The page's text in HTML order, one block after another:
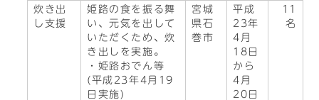
炊き出
し支援
姫路の食を振る舞
い、元気を出して
いただくため、炊
き出しを実施。
・姫路おでん等
(平成23年4月19
日実施)
宮城
県石
巻市
平成
23年
4月
18日
から
4月
20日
11
名